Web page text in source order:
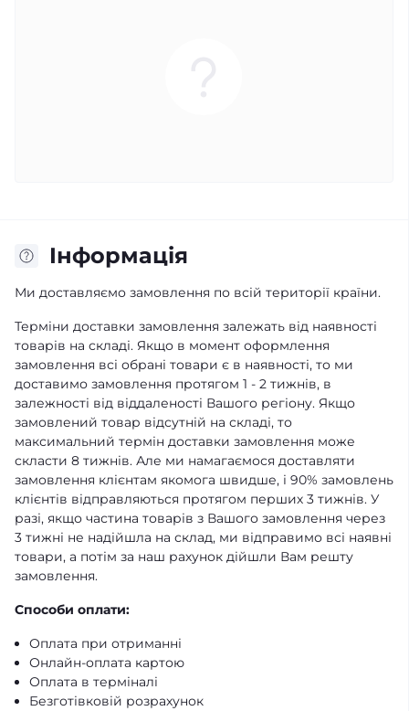
Iнформація
Ми доставляємо замовлення по всій території країни.
Терміни доставки замовлення залежать від наявності
товарів на складі. Якщо в момент оформлення
замовлення всі обрані товари є в наявності, то ми
доставимо замовлення протягом 1 - 2 тижнів, в
залежності від віддаленості Вашого регіону. Якщо
замовлений товар відсутній на складі, то
максимальний термін доставки замовлення може
скласти 8 тижнів. Але ми намагаємося доставляти
замовлення клієнтам якомога швидше, і 90% замовлень
клієнтів відправляються протягом перших 3 тижнів. У
разі, якщо частина товарів з Вашого замовлення через
3 тижні не надійшла на склад, ми відправимо всі наявні
товари, а потім за наш рахунок дійшли Вам решту
замовлення.
Способи оплати:
Оплата при отриманні
Онлайн-оплата картою
Оплата в терміналі
Безготівковій розрахунок